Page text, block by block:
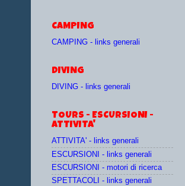
CAMPING
CAMPING - links generali
DIVING
DIVING - links generali
TOURS - ESCURSIONI -
ATTIVITA'
ATTIVITA' - links generali
ESCURSIONI - links generali
ESCURSIONI - motori di ricerca
SPETTACOLI - links generali